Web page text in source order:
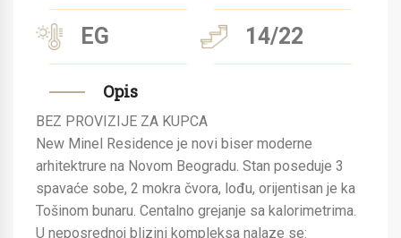
EG 14/22
Opis
BEZ PROVIZIJE ZA KUPCA
New Minel Residence je novi biser moderne
arhitektrure na Novom Beogradu. Stan poseduje 3
spavaće sobe, 2 mokra čvora, lođu, orijentisan je ka
Tošinom bunaru. Centalno grejanje sa kalorimetrima.
U neposrednoj blizini kompleksa nalaze se: